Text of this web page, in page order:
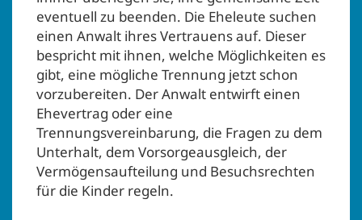
eventuell zu beenden. Die Eheleute suchen
einen Anwalt ihres Vertrauens auf. Dieser
bespricht mit ihnen, welche Möglichkeiten es
gibt, eine mögliche Trennung jetzt schon
vorzubereiten. Der Anwalt entwirft einen
Ehevertrag oder eine
Trennungsvereinbarung, die Fragen zu dem
Unterhalt, dem Vorsorgeausgleich, der
Vermögensaufteilung und Besuchsrechten
für die Kinder regeln.